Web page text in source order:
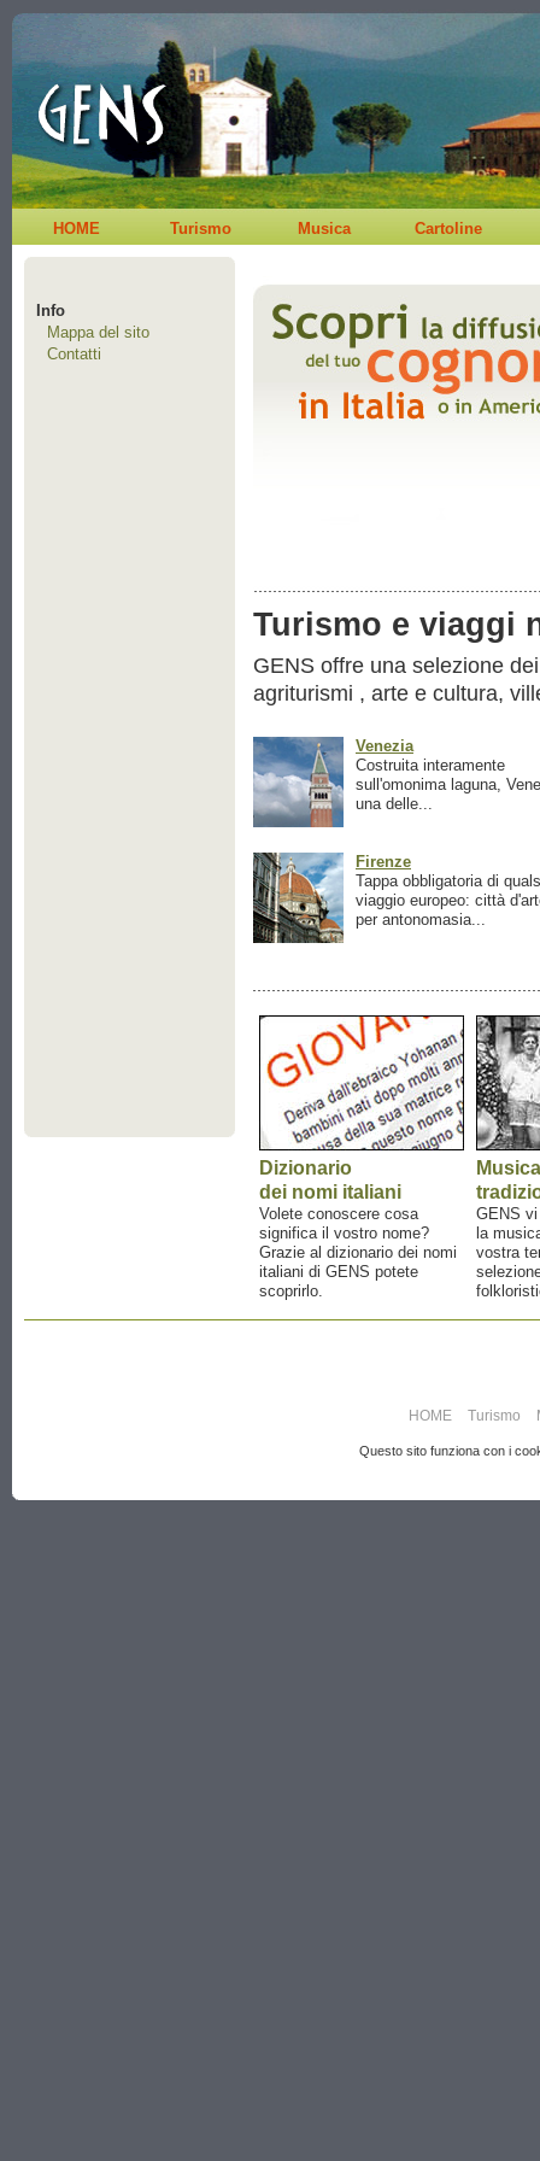
HOME Turismo Musica Cartoline
Info
Mappa del sito
Contatti
Turismo e viaggi
GENS offre una selezione
agriturismi , arte e cultura,
Venezia
Costruita interamente
sull'omonima laguna,
una delle...
Firenze
Tappa obbligatoria di
viaggio europeo: città
per antonomasia...
Dizionario
dei nomi italiani
Volete conoscere cosa
significa il vostro nome?
Grazie al dizionario dei nomi
italiani di GENS potete
scoprirlo.
Musica
GENS
la
vostra
HOME Turismo
Questo sito funziona con i